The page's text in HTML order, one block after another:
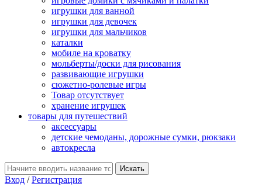
игрушки для ванной
игрушки для девочек
игрушки для мальчиков
каталки
мобиле на кроватку
мольберты/доски для рисования
развивающие игрушки
сюжетно-ролевые игры
Товар отсутствует
хранение игрушек
товары для путешествий
аксессуары
детские чемоданы, дорожные сумки, рюкзаки
автокресла
Вход /Регистрация